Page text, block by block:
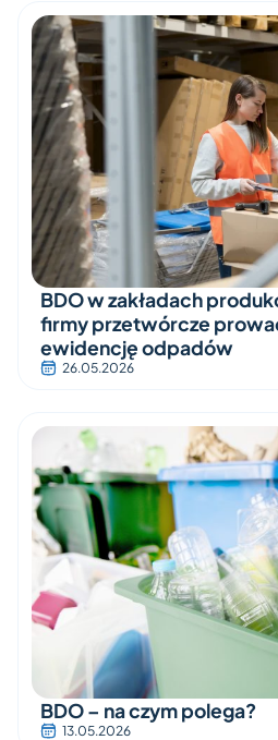
BDO w zakładach
firmy przetwórcze
ewidencję odpadów
26.05.2026
BDO – na czym polega?
13.05.2026